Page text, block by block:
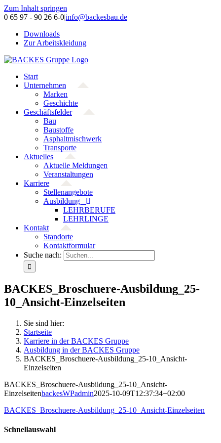
Zum Inhalt springen
0 65 97 - 90 26 6-0|info@backesbau.de
Downloads
Zur Arbeitskleidung
Start
Unternehmen
Marken
Geschichte
Geschäftsfelder
Bau
Baustoffe
Asphaltmischwerk
Transporte
Aktuelles
Aktuelle Meldungen
Veranstaltungen
Karriere
Stellenangebote
Ausbildung
LEHRBERUFE
LEHRLINGE
Kontakt
Standorte
Kontaktformular
Suche nach:
BACKES_Broschuere-Ausbildung_25-
10_Ansicht-Einzelseiten
Sie sind hier:
Startseite
Karriere in der BACKES Gruppe
Ausbildung in der BACKES Gruppe
BACKES_Broschuere-Ausbildung_25-10_Ansicht-
Einzelseiten
BACKES_Broschuere-Ausbildung_25-10_Ansicht-
EinzelseitenbackesWPadmin2025-10-09T12:37:34+02:00
BACKES_Broschuere-Ausbildung_25-10_Ansicht-Einzelseiten
Schnellauswahl